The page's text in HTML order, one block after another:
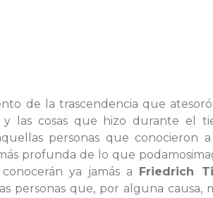
de la trascendencia que atesoró
las cosas que hizo durante el
personas que conocieron a
profunda de lo que
ya jamás a Friedrich
personas que, por alguna causa,